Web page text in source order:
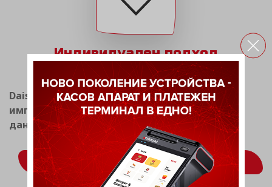
Индивидуален подход
Daisy Tech има опит в разработката и
имплементацията на системи за фискален и
данъчен мениджмънт.
ВИЖ ОЩЕ